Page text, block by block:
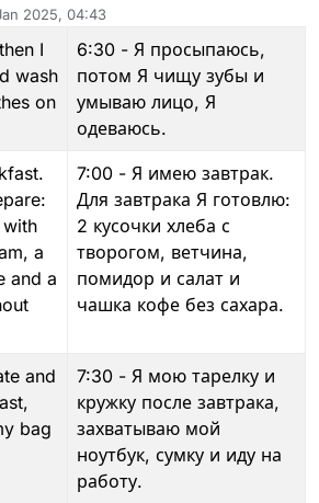
2025, 04:43
I
wash
on
6:30 - Я просыпаюсь,
потом Я чищу зубы и
умываю лицо, Я
одеваюсь.
a
and a
7:00 - Я имею завтрак.
Для завтрака Я готовлю:
2 кусочки хлеба с
творогом, ветчина,
помидор и салат и
чашка кофе без сахара.
and
bag
7:30 - Я мою тарелку и
кружку после завтрака,
захватываю мой
ноутбук, сумку и иду на
работу.